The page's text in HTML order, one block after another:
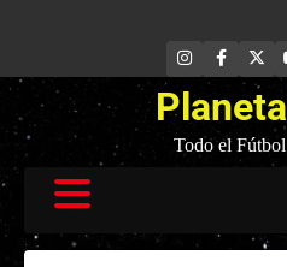
INSTAGRAM
Todo el